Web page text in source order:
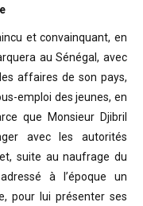
et convainquant, en
au Sénégal, avec
affaires de son pays,
emploi des jeunes, en
que Monsieur Djibril
avec les autorités
suite au naufrage du
à l’époque un
pour lui présenter ses